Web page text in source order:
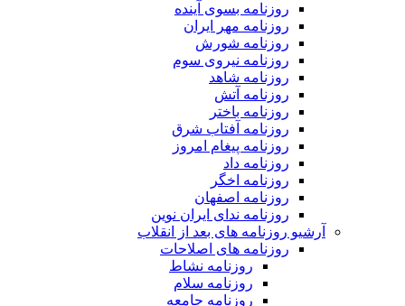
روزنامه بسوی آینده
روزنامه مهر ایران
روزنامه شورش
روزنامه نیروی سوم
روزنامه شاهد
روزنامه آتش
روزنامه باختر
روزنامه آفتاب شرق
روزنامه پیغام امروز
روزنامه داد
روزنامه اخگر
روزنامه اصفهان
روزنامه ندای ایران نوین
آرشیو روزنامه های بعد از انقلاب
روزنامه های اصلاحات
روزنامه نشاط
روزنامه سلام
روزنامه جامعه